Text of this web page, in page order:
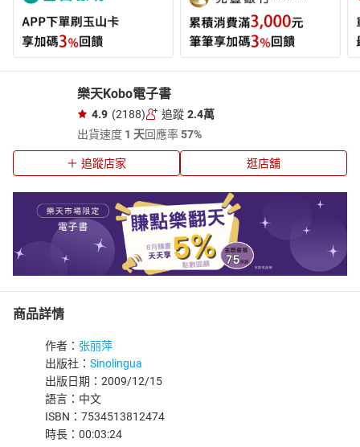
樂天Kobo電子書
4.9 (2188) 追蹤 2.4萬
出貨速度 1 天回應率57%
追蹤店家 逛店舖
商品詳情
作者： 张丽萍
出版社： Sinolingua
出版日期：2009/12/15
語言：中文
ISBN：7534513812474
時長：00:03:24